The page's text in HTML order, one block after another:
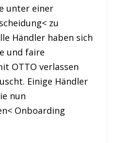
unter einer
zu
Händler haben sich
und faire
OTTO verlassen
Einige Händler
nun
Onboarding